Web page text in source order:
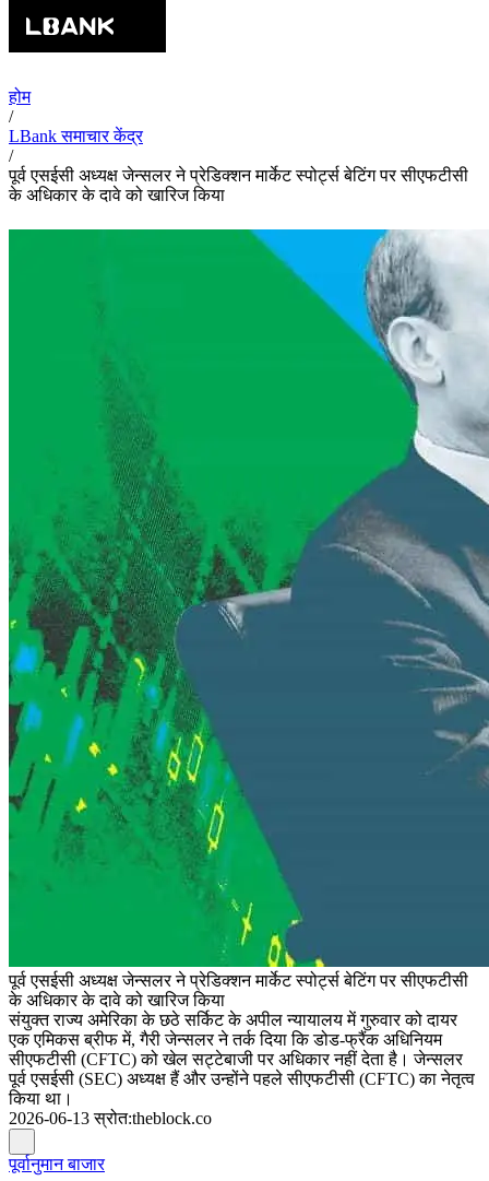
होम
/
LBank समाचार केंद्र
/
पूर्व एसईसी अध्यक्ष जेन्सलर ने प्रेडिक्शन मार्केट स्पोर्ट्स बेटिंग पर सीएफटीसी
के अधिकार के दावे को खारिज किया
पूर्व एसईसी अध्यक्ष जेन्सलर ने प्रेडिक्शन मार्केट स्पोर्ट्स बेटिंग पर सीएफटीसी
के अधिकार के दावे को खारिज किया
संयुक्त राज्य अमेरिका के छठे सर्किट के अपील न्यायालय में गुरुवार को दायर
एक एमिकस ब्रीफ में, गैरी जेन्सलर ने तर्क दिया कि डोड-फ्रैंक अधिनियम
सीएफटीसी (CFTC) को खेल सट्टेबाजी पर अधिकार नहीं देता है। जेन्सलर
पूर्व एसईसी (SEC) अध्यक्ष हैं और उन्होंने पहले सीएफटीसी (CFTC) का नेतृत्व
किया था।
2026-06-13 स्रोत:theblock.co
पूर्वानुमान बाजार